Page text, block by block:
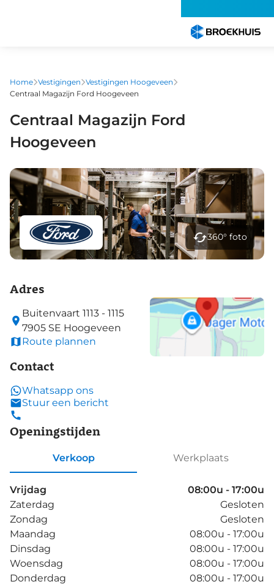
gaan
Home Vestigingen Vestigingen Hoogeveen
Centraal Magazijn Ford Hoogeveen
Centraal Magazijn Ford
Hoogeveen
360° foto
Adres
Buitenvaart 1113 - 1115
7905 SE Hoogeveen
Route plannen
Contact
Whatsapp ons
Stuur een bericht
Openingstijden
Verkoop Werkplaats
Vrijdag
08:00u - 17:00u
Zaterdag
Gesloten
Zondag
Gesloten
Maandag
08:00u - 17:00u
Dinsdag
08:00u - 17:00u
Woensdag
08:00u - 17:00u
Donderdag
08:00u - 17:00u